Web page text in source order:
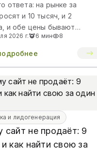
Автор
Андрей
Основатель,
руководитель
технического
направления
ответа: на рынке за
и 10 тысяч, и 2
и обе цены бывают
Разница — в составе
задачи. В эт...
2026 г. 6 мин 8
и лидогенерация
сайт не продаёт: 9
и как найти свою за